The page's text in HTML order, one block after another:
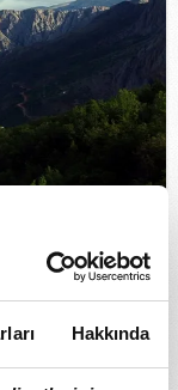
Hakkında